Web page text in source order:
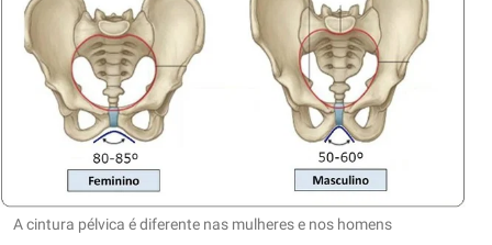
A cintura pélvica é diferente nas mulheres e nos homens